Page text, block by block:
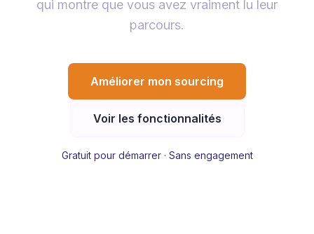
qui montre que vous avez vraiment lu leur
parcours.
Améliorer mon sourcing
Voir les fonctionnalités
Gratuit pour démarrer · Sans engagement